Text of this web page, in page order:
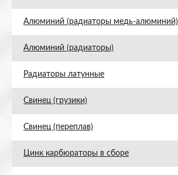
Алюминий (радиаторы медь-алюминий)
Алюминий (радиаторы)
Радиаторы латунные
Свинец (грузики)
Свинец (переплав)
Цинк карбюраторы в сборе